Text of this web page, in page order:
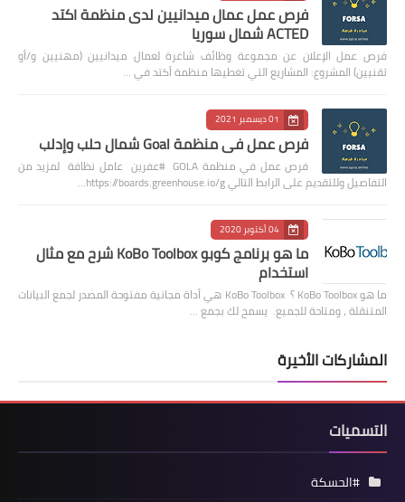
فرص عمل عمال ميدانيين لدى منظمة اكتد
ACTED شمال سوريا
فرص عمل الإعلان عن مجموعة وظائف شاغرة لعمال ميدانيين (مهنيين و/أو
تقنيين) المشروع: المشاريع التي تغطيها منظمة أكتد في …
01 ديسمبر 2021
فرص عمل في منظمة Goal شمال حلب وإدلب
فرص عمل في منظمة GOLA #عفرين عامل نظافة لمزيد من
التفاصيل وللتقديم على الرابط التالي https://boards.greenhouse.io/g…
04 أكتوبر 2020
ما هو برنامج كوبو KoBo Toolbox شرح مع مثال
استخدام
ما هو KoBo Toolbox ؟ KoBo Toolbox هي أداة مجانية مفتوحة المصدر لجمع البيانات
المتنقلة ، ومتاحة للجميع. يسمح لك بجمع …
المشاركات الأخيرة
التسميات
#الحسكة